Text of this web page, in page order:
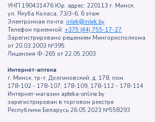
УНП 190431476 Юр. адрес: 220113 г. Минск,
ул. Якуба Коласа, 73/3-6, 6 этаж
Электронная почта: inlek@inlek.by
Телефон приемной: +375 (44) 755-17-27
Зарегистрировано решением Мингорисполкома
от 20.03.2003 №395
Лицензия Ф-265 от 22.05.2003
Интернет-аптека
г. Минск, тр-т. Долгиновский, д. 178, пом.
178-102 - 178-107, 178-109, 178-112 - 178-114
Интернет-магазин apteka-online.by
зарегистрирован в торговом реестре
Республики Беларусь 26.05.2023 №558293